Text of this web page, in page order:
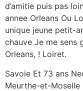
d’amitie puis pas
annee Orleans Ou
unique jeune petit-
chauve Je me sens
Orleans, ! Loiret.
Savoie Et 73 ans
Meurthe-et-Moselle